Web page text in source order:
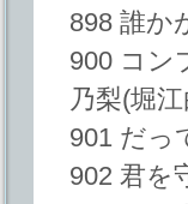
898 誰か
900 コン
乃梨(堀
901 だっ
902 君を